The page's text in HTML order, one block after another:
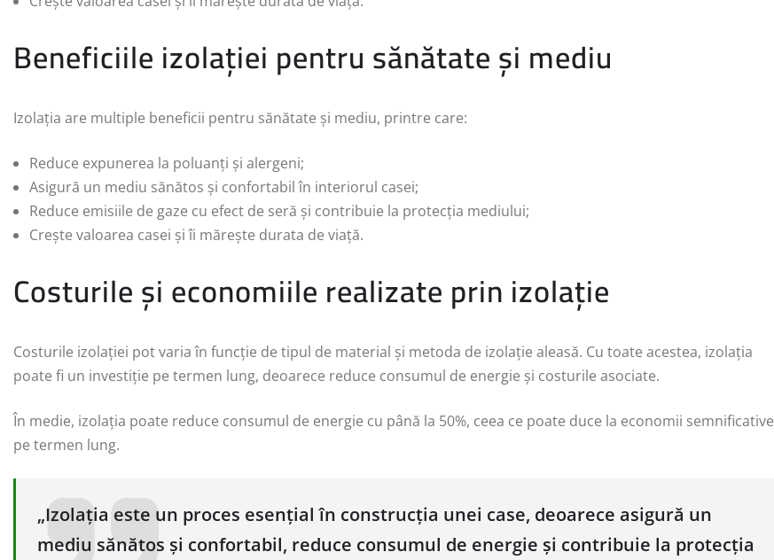
Beneficiile izolației pentru sănătate și mediu
Izolația are multiple beneficii pentru sănătate și mediu, printre care:
Reduce expunerea la poluanți și alergeni;
Asigură un mediu sănătos și confortabil în interiorul casei;
Reduce emisiile de gaze cu efect de seră și contribuie la protecția mediului;
Crește valoarea casei și îi mărește durata de viață.
Costurile și economiile realizate prin izolație
Costurile izolației pot varia în funcție de tipul de material și metoda de izolație aleasă. Cu toate acestea, izolația
poate fi un investiție pe termen lung, deoarece reduce consumul de energie și costurile asociate.
În medie, izolația poate reduce consumul de energie cu până la 50%, ceea ce poate duce la economii semnificative
pe termen lung.
„Izolația este un proces esențial în construcția unei case, deoarece asigură un
mediu sănătos și confortabil, reduce consumul de energie și contribuie la protecția